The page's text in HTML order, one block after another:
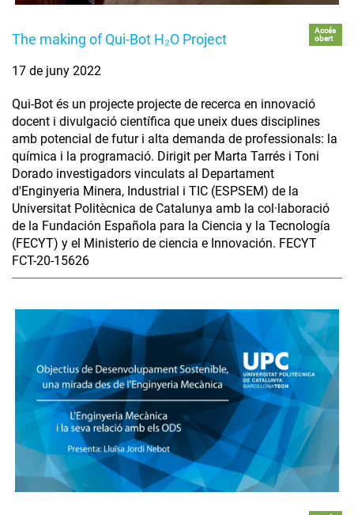
The making of Qui-Bot H₂O Project
Accés
obert
17 de juny 2022
Qui-Bot és un projecte projecte de recerca en innovació
docent i divulgació científica que uneix dues disciplines
amb potencial de futur i alta demanda de professionals: la
química i la programació. Dirigit per Marta Tarrés i Toni
Dorado investigadors vinculats al Departament
d'Enginyeria Minera, Industrial i TIC (ESPSEM) de la
Universitat Politècnica de Catalunya amb la col·laboració
de la Fundación Española para la Ciencia y la Tecnología
(FECYT) y el Ministerio de ciencia e Innovación. FECYT
FCT-20-15626